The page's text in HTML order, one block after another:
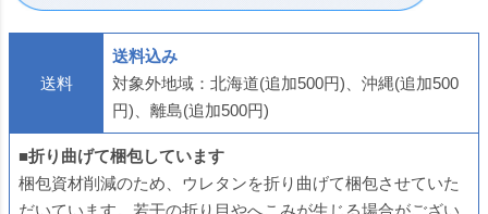
送料
送料込み
対象外地域：北海道(追加500円)、沖縄(追加500
円)、離島(追加500円)
■折り曲げて梱包しています
梱包資材削減のため、ウレタンを折り曲げて梱包させていた
だいています。若干の折り目やへこみが生じる場合がござい